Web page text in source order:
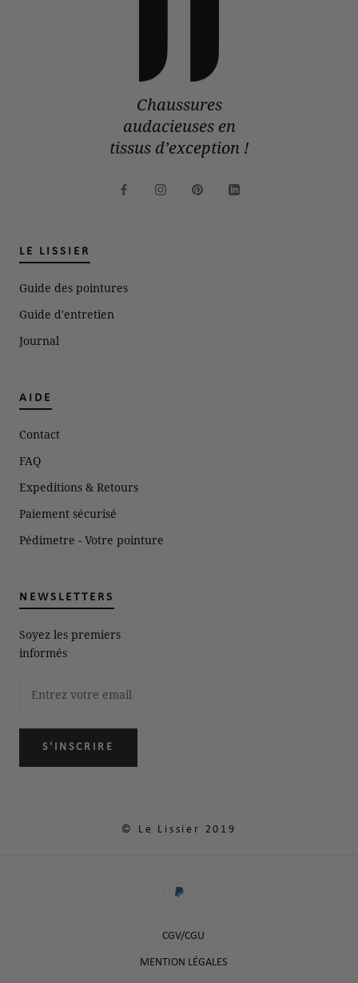
Chaussures
audacieuses en
tissus d’exception !
LE LISSIER
Guide des pointures
Guide d'entretien
Journal
AIDE
Contact
FAQ
Expeditions & Retours
Paiement sécurisé
Pédimetre - Votre pointure
NEWSLETTERS
Soyez les premiers
informés
S'INSCRIRE
© Le Lissier 2019
CGV/CGU
MENTION LÉGALES